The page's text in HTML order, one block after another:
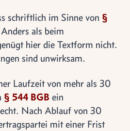
schriftlich im Sinne von §
als beim
hier die Textform nicht.
sind unwirksam.
Laufzeit von mehr als 30
§ 544 BGB ein
Nach Ablauf von 30
mit einer Frist